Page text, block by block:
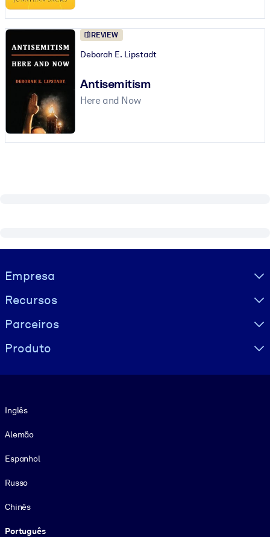
POR SISTEMA
Para LMS/LXP
resultados de aprendizagem mais sólidos.
Para bibliotecas corporativas
Enriqueça sua biblioteca corporativa com conhecimento de
negócios confiável e pronto para uso.
REVIEW
Deborah E. Lipstadt
Antisemitism
Here and Now
Visually hidden Text
Empresa
Recursos
Parceiros
Produto
Inglês
Alemão
Espanhol
Russo
Chinês
Português